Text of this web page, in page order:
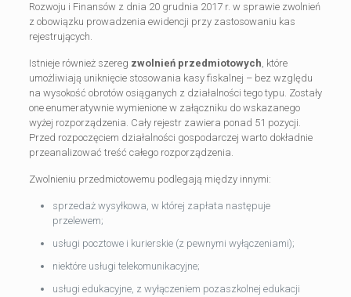
Rozwoju i Finansów z dnia 20 grudnia 2017 r. w sprawie zwolnień
z obowiązku prowadzenia ewidencji przy zastosowaniu kas
rejestrujących.
Istnieje również szereg zwolnień przedmiotowych, które
umożliwiają uniknięcie stosowania kasy fiskalnej – bez względu
na wysokość obrotów osiąganych z działalności tego typu. Zostały
one enumeratywnie wymienione w załączniku do wskazanego
wyżej rozporządzenia. Cały rejestr zawiera ponad 51 pozycji.
Przed rozpoczęciem działalności gospodarczej warto dokładnie
przeanalizować treść całego rozporządzenia.
Zwolnieniu przedmiotowemu podlegają między innymi:
sprzedaż wysyłkowa, w której zapłata następuje
przelewem;
usługi pocztowe i kurierskie (z pewnymi wyłączeniami);
niektóre usługi telekomunikacyjne;
usługi edukacyjne, z wyłączeniem pozaszkolnej edukacji